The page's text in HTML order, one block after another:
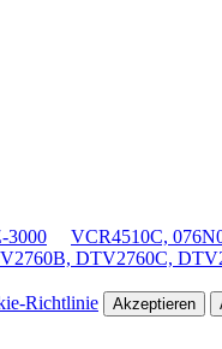
3000
VCR4510C,
DTV2760C,
Richtlinie Akzeptieren